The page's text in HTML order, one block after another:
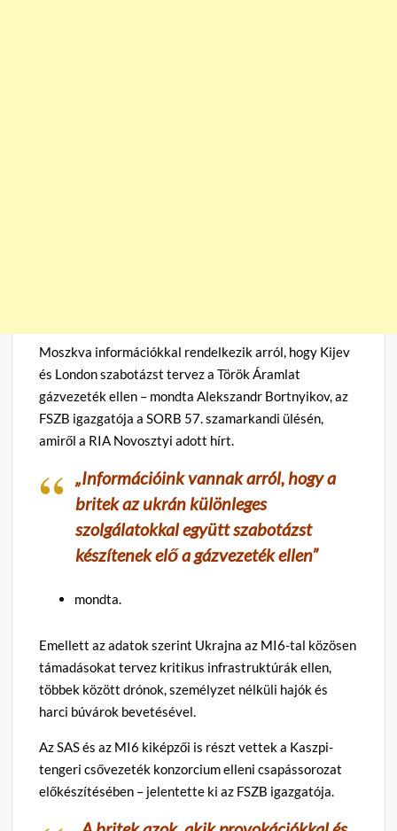
Moszkva információkkal rendelkezik arról, hogy Kijev
és London szabotázst tervez a Török Áramlat
gázvezeték ellen – mondta Alekszandr Bortnyikov, az
FSZB igazgatója a SORB 57. szamarkandi ülésén,
amiről a RIA Novosztyi adott hírt.
„Információink vannak arról, hogy a
britek az ukrán különleges
szolgálatokkal együtt szabotázst
készítenek elő a gázvezeték ellen”
mondta.
Emellett az adatok szerint Ukrajna az MI6-tal közösen
támadásokat tervez kritikus infrastruktúrák ellen,
többek között drónok, személyzet nélküli hajók és
harci búvárok bevetésével.
Az SAS és az MI6 kiképzői is részt vettek a Kaszpi-
tengeri csővezeték konzorcium elleni csapássorozat
előkészítésében – jelentette ki az FSZB igazgatója.